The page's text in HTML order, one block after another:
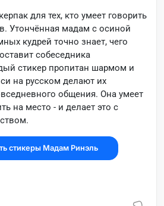
для тех, кто умеет говорить
Утончённая мадам с осиной
кудрей точно знает, чего
собеседника
стикер пропитан шармом и
на русском делают их
общения. Она умеет
на место - и делает это с
стикеры Мадам Ринэль